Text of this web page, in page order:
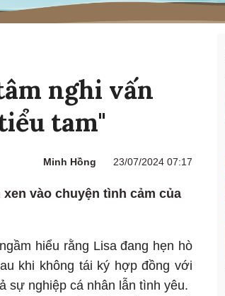
nghi vấn
tam"
Minh Hồng 23/07/2024 07:17
vào chuyện tình cảm của
hiểu rằng Lisa đang hẹn hò
khi không tái ký hợp đồng với
sự nghiệp cá nhân lẫn tình yêu.